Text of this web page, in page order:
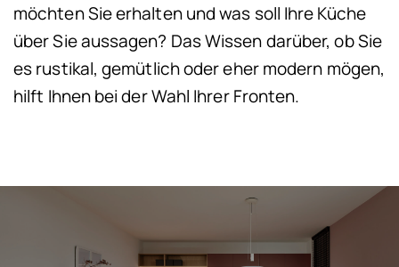
möchten Sie erhalten und was soll Ihre Küche
über Sie aussagen? Das Wissen darüber, ob Sie
es rustikal, gemütlich oder eher modern mögen,
hilft Ihnen bei der Wahl Ihrer Fronten.